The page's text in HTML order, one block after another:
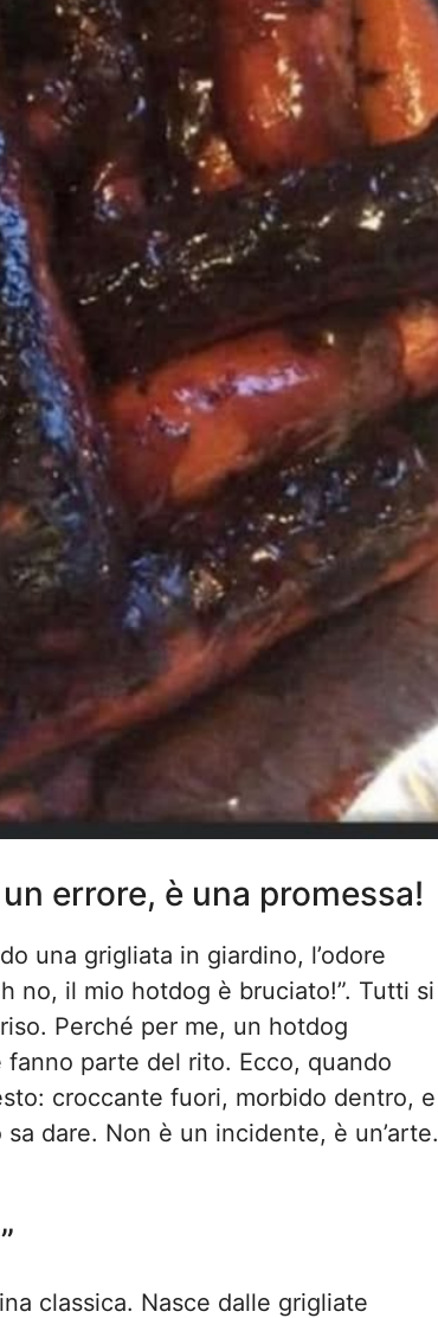
errore, è una promessa!
una grigliata in giardino, l’odore
no, il mio hotdog è bruciato!”. Tutti si
Perché per me, un hotdog
parte del rito. Ecco, quando
croccante fuori, morbido dentro, e
dare. Non è un incidente, è un’arte.
classica. Nasce dalle grigliate